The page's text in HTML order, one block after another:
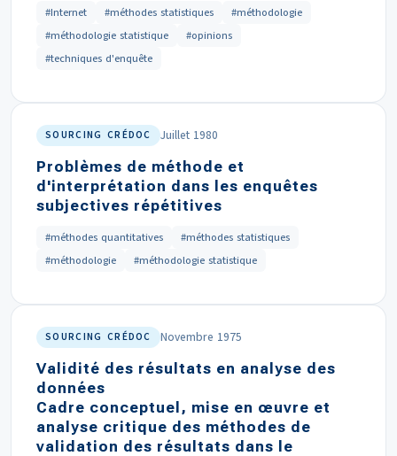
#Internet #méthodes statistiques
#méthodologie
#méthodologie statistique
#opinions
#techniques d'enquête
SOURCING CRÉDOC Juillet 1980
Problèmes de méthode et
d'interprétation dans les enquêtes
subjectives répétitives
#méthodes quantitatives
#méthodes statistiques
#méthodologie
#méthodologie statistique
SOURCING CRÉDOC Novembre 1975
Validité des résultats en analyse des
données
Cadre conceptuel, mise en œuvre et
analyse critique des méthodes de
validation des résultats dans le